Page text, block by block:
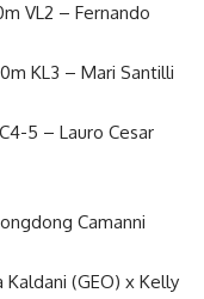
VL2 – Fernando
KL3 – Mari Santilli
5 – Lauro Cesar
Camanni
(GEO) x Kelly